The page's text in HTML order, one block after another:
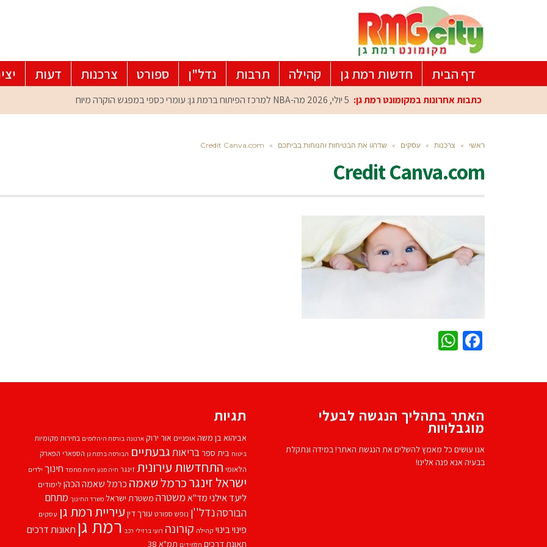
דף הבית חדשות רמת גן קהילה תרבות נדל"ן ספורט צרכנות דעות
כתבות אחרונות במקומונט רמת גן: 5 יולי, 2026 מה-NBA למרכז הפיתוח ברמת גן: עומרי כספי במפגש הוקרה מיוחד
ראשי » צרכנות » עסקים » שדרגו את הבטיחות והנוחות בביתכם »
Credit Canva.com
Credit Canva.com
Facebook
האתר בתהליך הנגשה לבעלי
מוגבלויות
אנו עושים כל מאמץ להשלים את הנגשת האתר! במידה ונתקלת
בבעיה אנא פנה אלינו!
תגיות
אביהוא בן משהאופניים אור ירוק ארנונה בורסת היהלומים בחירות מקומיות
ביטוח בית ספרבריאותגבעתיים הבורסה ברמת גן הספארי הפארק
הלאומי התחדשות עירוניתזינגר חיה מנע חיות מחמד חינוך ילדים
ישראל זינגרכרמל שאמה כרמל שאמה הכהן לימודים
ליעד אילנימד''אמשטרה משטרת ישראל משרד החינוך מתחם
הבורסהנדל''ן נופש ספורט עורך דין עיריית רמת גן עסקים
פינוי בינוי קהילה קורונה רועי ברזילי רכב רמת גן תאונות דרכים
תאונת דרכים תלמידים תמ"א 38